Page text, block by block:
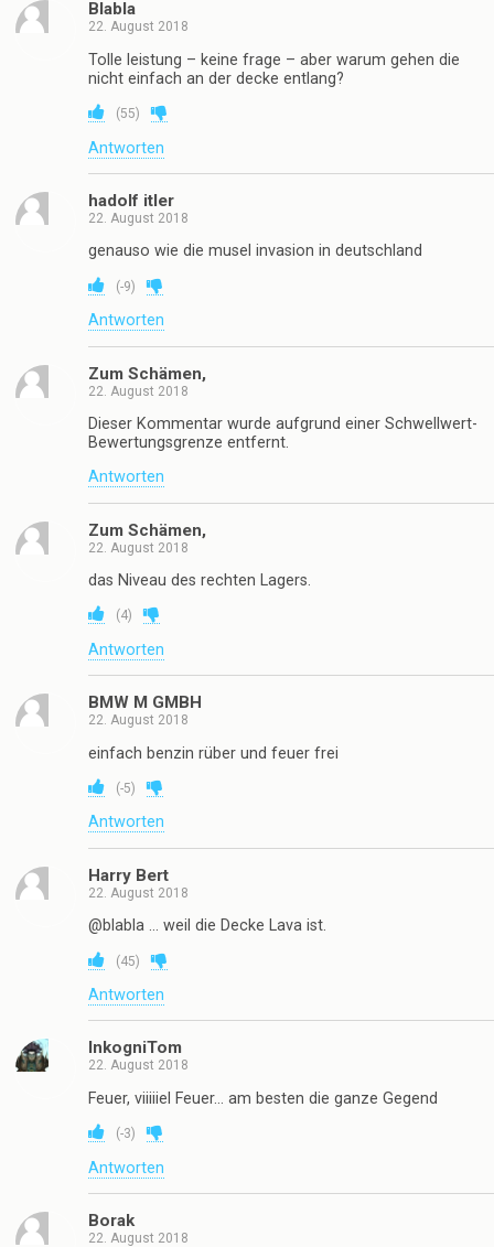
Blabla
22. August 2018
Tolle leistung – keine frage – aber warum gehen die
nicht einfach an der decke entlang?
(55)
Antworten
hadolf itler
22. August 2018
genauso wie die musel invasion in deutschland
(-9)
Antworten
Zum Schämen,
22. August 2018
Dieser Kommentar wurde aufgrund einer Schwellwert-
Bewertungsgrenze entfernt.
Antworten
Zum Schämen,
22. August 2018
das Niveau des rechten Lagers.
(4)
Antworten
BMW M GMBH
22. August 2018
einfach benzin rüber und feuer frei
(-5)
Antworten
Harry Bert
22. August 2018
@blabla … weil die Decke Lava ist.
(45)
Antworten
InkogniTom
22. August 2018
Feuer, viiiiiel Feuer… am besten die ganze Gegend
(-3)
Antworten
Borak
22. August 2018